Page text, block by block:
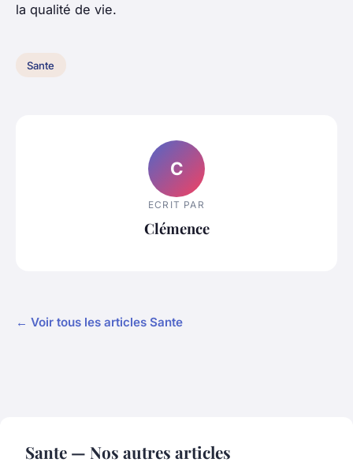
la qualité de vie.
Sante
C
ECRIT PAR
Clémence
← Voir tous les articles Sante
Sante — Nos autres articles